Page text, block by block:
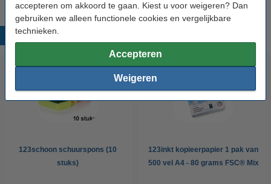
accepteren om akkoord te gaan. Kiest u voor weigeren? Dan
gebruiken we alleen functionele cookies en vergelijkbare
technieken.
Accepteren
Weigeren
123schoon schuurspons (10
stuks)
123inkt kopieerpapier 1 pak van
500 vel A4 - 80 grams FSC® Mix